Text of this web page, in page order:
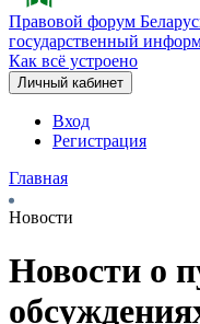
Правовой форум
государственный
Как всё устроено
Личный кабинет
Вход
Регистрация
Главная
Новости
Новости о